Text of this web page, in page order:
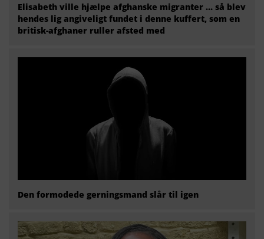
Elisabeth ville hjælpe afghanske migranter … så blev
hendes lig angiveligt fundet i denne kuffert, som en
britisk-afghaner ruller afsted med
Den formodede gerningsmand slår til igen